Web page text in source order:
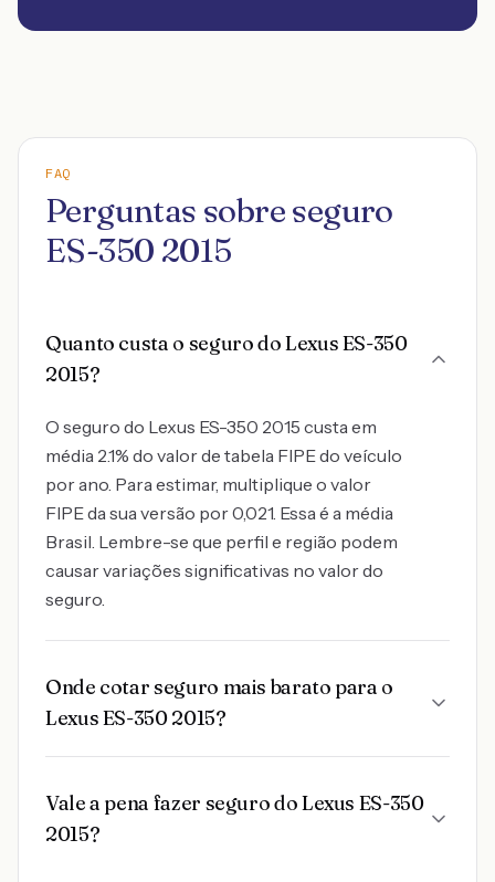
FAQ
Perguntas sobre seguro
ES-350 2015
Quanto custa o seguro do Lexus ES-350
2015?
O seguro do Lexus ES-350 2015 custa em
média 2.1% do valor de tabela FIPE do veículo
por ano. Para estimar, multiplique o valor
FIPE da sua versão por 0,021. Essa é a média
Brasil. Lembre-se que perfil e região podem
causar variações significativas no valor do
seguro.
Onde cotar seguro mais barato para o
Lexus ES-350 2015?
Vale a pena fazer seguro do Lexus ES-350
2015?